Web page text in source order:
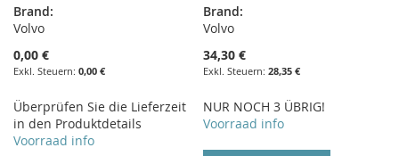
Brand:
Volvo
0,00 €
0,00 €
Überprüfen Sie die Lieferzeit
in den Produktdetails
Voorraad info
Brand:
Volvo
34,30 €
28,35 €
NUR NOCH 3 ÜBRIG!
Voorraad info